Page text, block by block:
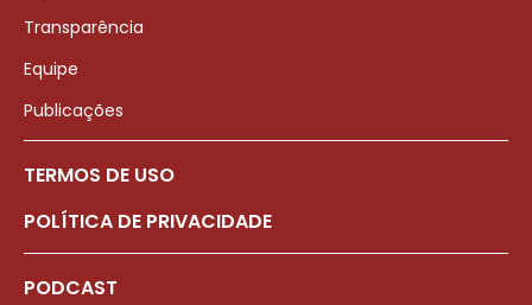
Transparência
Equipe
Publicações
TERMOS DE USO
POLÍTICA DE PRIVACIDADE
PODCAST